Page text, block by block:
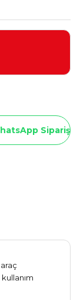
Sipariş